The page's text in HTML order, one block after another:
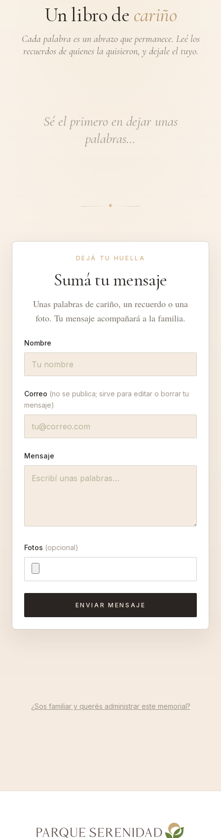
Un libro de cariño
Cada palabra es un abrazo que permanece. Leé los
recuerdos de quienes la quisieron, y dejale el tuyo.
Sé el primero en dejar unas
palabras…
✦︎
DEJÁ TU HUELLA
Sumá tu mensaje
Unas palabras de cariño, un recuerdo o una
foto. Tu mensaje acompañará a la familia.
Nombre
Correo (no se publica; sirve para editar o borrar tu
mensaje)
Mensaje
Fotos (opcional)
ENVIAR MENSAJE
¿Sos familiar y querés administrar este memorial?